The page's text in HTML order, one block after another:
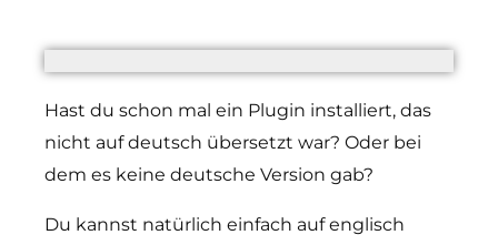
Hast du schon mal ein Plugin installiert, das
nicht auf deutsch übersetzt war? Oder bei
dem es keine deutsche Version gab?
Du kannst natürlich einfach auf englisch